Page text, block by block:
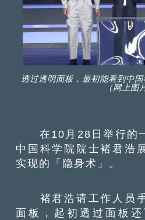
透过透明面板，最初能看到中国
（网上图
在10月28日举行的一
中国科学院院士褚君浩
实现的「隐身术」。
褚君浩请工作人员手
面板，起初透过面板